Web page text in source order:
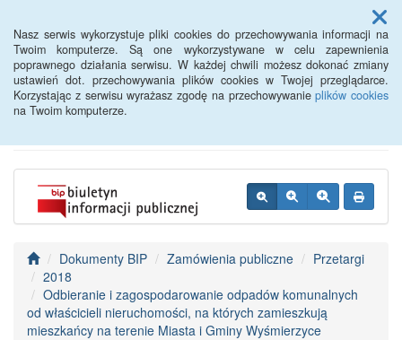
Nasz serwis wykorzystuje pliki cookies do przechowywania informacji na
Twoim komputerze. Są one wykorzystywane w celu zapewnienia
poprawnego działania serwisu. W każdej chwili możesz dokonać zmiany
ustawień dot. przechowywania plików cookies w Twojej przeglądarce.
Korzystając z serwisu wyrażasz zgodę na przechowywanieplików cookies
na Twoim komputerze.
Menu
BIP - Urząd Miejski
Wyśmierzyce
Dokumenty BIP Zamówienia publiczne
Przetargi
2018
Odbieranie i zagospodarowanie odpadów komunalnych
od właścicieli nieruchomości, na których zamieszkują
mieszkańcy na terenie Miasta i Gminy Wyśmierzyce